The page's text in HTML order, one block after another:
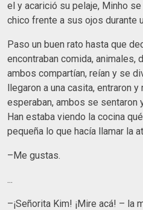
el y acarició su pelaje, Minho
chico frente a sus ojos durante
Paso un buen rato hasta que
encontraban comida, animales,
ambos compartían, reían y se
llegaron a una casita, entraron y
esperaban, ambos se sentaron
Han estaba viendo la cocina
pequeña lo que hacía llamar la
–Me gustas.
...
–¡Señorita Kim! ¡Mire acá! – la